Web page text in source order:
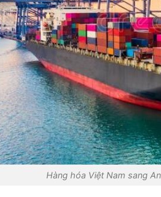
Hàng hóa Việt Nam sang